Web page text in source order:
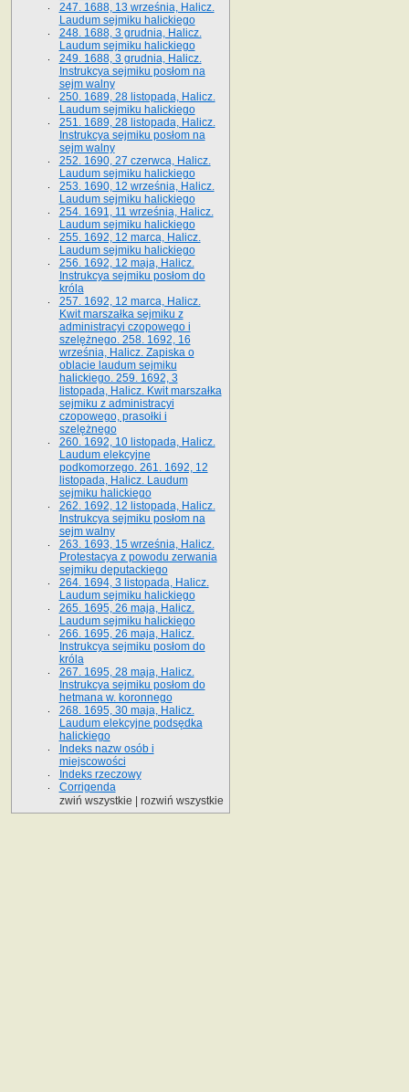
247. 1688, 13 września, Halicz.
Laudum sejmiku halickiego
248. 1688, 3 grudnia, Halicz.
Laudum sejmiku halickiego
249. 1688, 3 grudnia, Halicz.
Instrukcya sejmiku posłom na
sejm walny
250. 1689, 28 listopada, Halicz.
Laudum sejmiku halickiego
251. 1689, 28 listopada, Halicz.
Instrukcya sejmiku posłom na
sejm walny
252. 1690, 27 czerwca, Halicz.
Laudum sejmiku halickiego
253. 1690, 12 września, Halicz.
Laudum sejmiku halickiego
254. 1691, 11 września, Halicz.
Laudum sejmiku halickiego
255. 1692, 12 marca, Halicz.
Laudum sejmiku halickiego
256. 1692, 12 maja, Halicz.
Instrukcya sejmiku posłom do
króla
257. 1692, 12 marca, Halicz.
Kwit marszałka sejmiku z
administracyi czopowego i
szelężnego. 258. 1692, 16
września, Halicz. Zapiska o
oblacie laudum sejmiku
halickiego. 259. 1692, 3
listopada, Halicz. Kwit marszałka
sejmiku z administracyi
czopowego, prasołki i
szelężnego
260. 1692, 10 listopada, Halicz.
Laudum elekcyjne
podkomorzego. 261. 1692, 12
listopada, Halicz. Laudum
sejmiku halickiego
262. 1692, 12 listopada, Halicz.
Instrukcya sejmiku posłom na
sejm walny
263. 1693, 15 września, Halicz.
Protestacya z powodu zerwania
sejmiku deputackiego
264. 1694, 3 listopada, Halicz.
Laudum sejmiku halickiego
265. 1695, 26 maja, Halicz.
Laudum sejmiku halickiego
266. 1695, 26 maja, Halicz.
Instrukcya sejmiku posłom do
króla
267. 1695, 28 maja, Halicz.
Instrukcya sejmiku posłom do
hetmana w. koronnego
268. 1695, 30 maja, Halicz.
Laudum elekcyjne podsędka
halickiego
Indeks nazw osób i
miejscowości
Indeks rzeczowy
Corrigenda
zwiń wszystkie
rozwiń wszystkie